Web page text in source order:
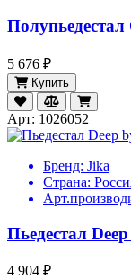
5 676 ₽
Купить
Арт: 1026052
Бренд: Jika
Страна:
Пьедестал
4 904 ₽